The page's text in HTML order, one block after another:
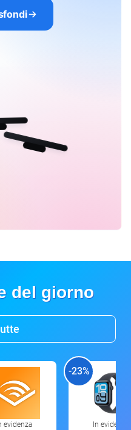
del giorno
evidenza
-23%
In evidenza